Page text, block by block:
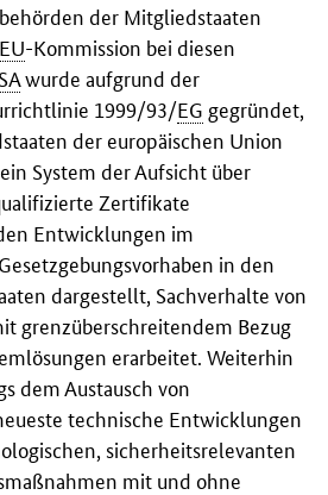
der Mitgliedstaaten
EU-Kommission bei diesen
wurde aufgrund der
1999/93/EG gegründet,
der europäischen Union
System der Aufsicht über
Zertifikate
Entwicklungen im
in den
dargestellt, Sachverhalte von
grenzüberschreitendem Bezug
erarbeitet. Weiterhin
dem Austausch von
technische Entwicklungen
sicherheitsrelevanten
mit und ohne